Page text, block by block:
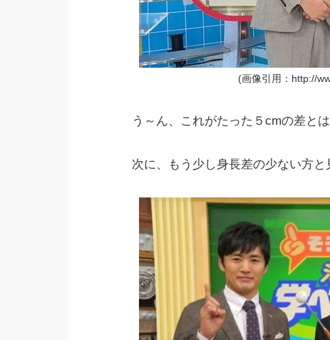
(画像引用：http://
う～ん、これがたった５cmの差と
次に、もう少し身長差の少ない方と